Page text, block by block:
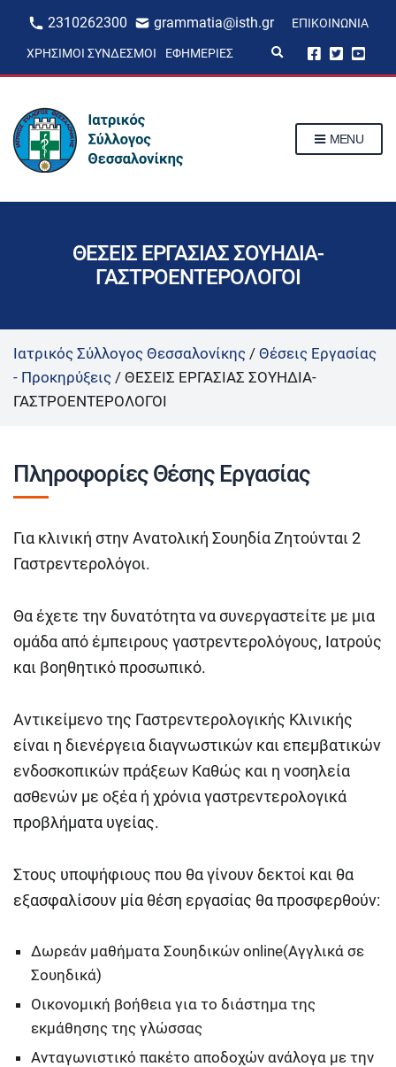
2310262300 grammatia@isth.gr ΕΠΙΚΟΙΝΩΝΊΑ
ΧΡΉΣΙΜΟΙ ΣΎΝΔΕΣΜΟΙ ΕΦΗΜΕΡΊΕΣ
p
m
MENU
ΘΕΣΕΙΣ ΕΡΓΑΣΙΑΣ ΣΟΥΗΔΙΑ-
ΓΑΣΤΡΟΕΝΤΕΡΟΛΟΓΟΙ
Ιατρικός Σύλλογος Θεσσαλονίκης / Θέσεις Εργασίας
- Προκηρύξεις / ΘΕΣΕΙΣ ΕΡΓΑΣΙΑΣ ΣΟΥΗΔΙΑ-
ΓΑΣΤΡΟΕΝΤΕΡΟΛΟΓΟΙ
Πληροφορίες Θέσης Εργασίας
Για κλινική στην Ανατολική Σουηδία Ζητούνται 2
Γαστρεντερολόγοι.
Θα έχετε την δυνατότητα να συνεργαστείτε με μια
ομάδα από έμπειρους γαστρεντερολόγους, Ιατρούς
και βοηθητικό προσωπικό.
Αντικείμενο της Γαστρεντερολογικής Κλινικής
είναι η διενέργεια διαγνωστικών και επεμβατικών
ενδοσκοπικών πράξεων Καθώς και η νοσηλεία
ασθενών με οξέα ή χρόνια γαστρεντερολογικά
προβλήματα υγείας.
Στους υποψήφιους που θα γίνουν δεκτοί και θα
εξασφαλίσουν μία θέση εργασίας θα προσφερθούν:
Δωρεάν μαθήματα Σουηδικών online(Αγγλικά σε
Σουηδικά)
Οικονομική βοήθεια για το διάστημα της
εκμάθησης της γλώσσας
Ανταγωνιστικό πακέτο αποδοχών ανάλογα με την